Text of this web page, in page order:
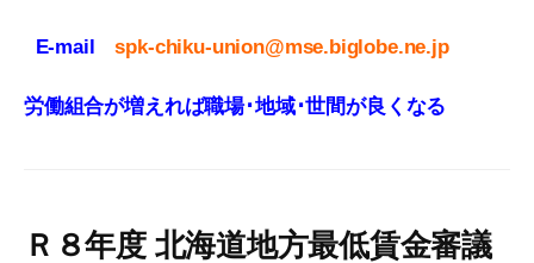
E-mailspk-chiku-union@mse.biglobe.ne.jp
労働組合が増えれば職場･地域･世間が良くなる
Ｒ８年度 北海道地方最低賃金審議